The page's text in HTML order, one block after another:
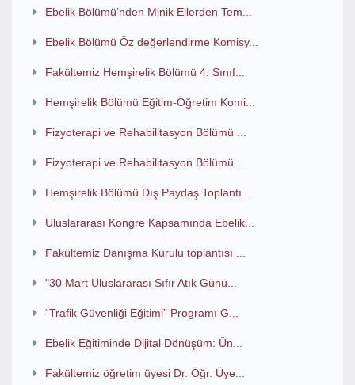
Ebelik Bölümü’nden Minik Ellerden Tem...
Ebelik Bölümü Öz değerlendirme Komisy...
Fakültemiz Hemşirelik Bölümü 4. Sınıf...
Hemşirelik Bölümü Eğitim-Öğretim Komi...
Fizyoterapi ve Rehabilitasyon Bölümü ...
Fizyoterapi ve Rehabilitasyon Bölümü ...
Hemşirelik Bölümü Dış Paydaş Toplantı...
Uluslararası Kongre Kapsamında Ebelik...
Fakültemiz Danışma Kurulu toplantısı ...
"30 Mart Uluslararası Sıfır Atık Günü...
“Trafik Güvenliği Eğitimi” Programı G...
Ebelik Eğitiminde Dijital Dönüşüm: Ün...
Fakültemiz öğretim üyesi Dr. Öğr. Üye...